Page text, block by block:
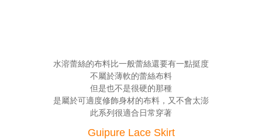
水溶蕾絲的布料比一般蕾絲還要有一點挺度
不屬於薄軟的蕾絲布料
但是也不是很硬的那種
是屬於可適度修飾身材的布料，又不會太澎
此系列很適合日常穿著
Guipure LaceSkirt